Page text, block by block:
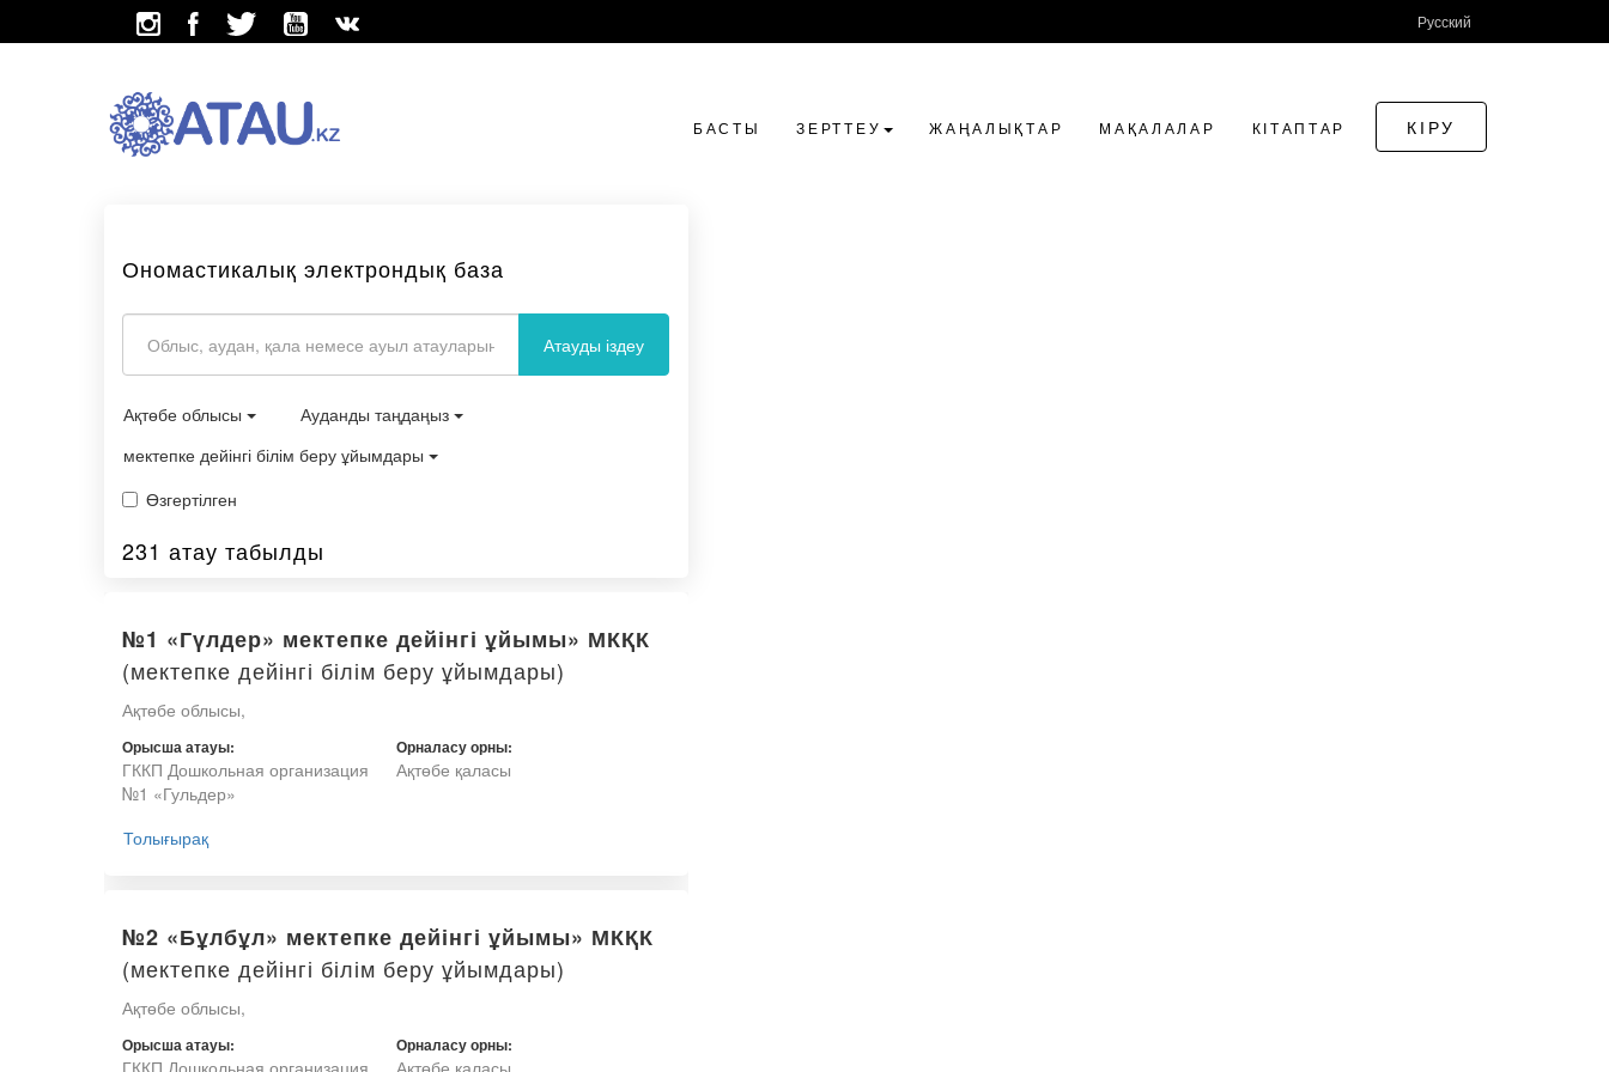
Русский
БАСТЫ ЗЕРТТЕУ ЖАҢАЛЫҚТАР МАҚАЛАЛАР КІТАПТАР КІРУ
Ономастикалық электрондық база
Атауды іздеу
Ақтөбе облысы
Ауданды таңдаңыз
мектепке дейінгі білім беру ұйымдары
Өзгертілген
231 атау табылды
№1 «Гүлдер» мектепке дейінгі ұйымы» МКҚК
(мектепке дейінгі білім беру ұйымдары)
Ақтөбе облысы,
Орысша атауы:
ГККП Дошкольная организация
№1 «Гульдер»
Орналасу орны:
Ақтөбе қаласы
Толығырақ
№2 «Бұлбұл» мектепке дейінгі ұйымы» МКҚК
(мектепке дейінгі білім беру ұйымдары)
Ақтөбе облысы,
Орысша атауы: Орналасу орны: